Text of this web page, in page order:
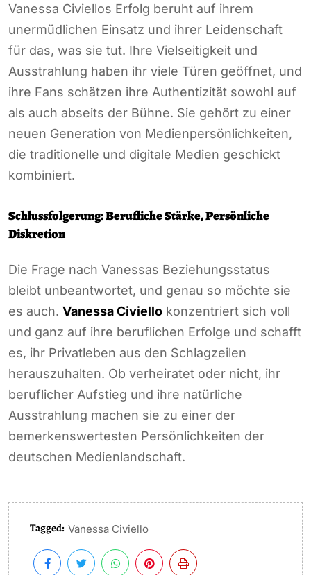
Vanessa Civiellos Erfolg beruht auf ihrem
unermüdlichen Einsatz und ihrer Leidenschaft
für das, was sie tut. Ihre Vielseitigkeit und
Ausstrahlung haben ihr viele Türen geöffnet, und
ihre Fans schätzen ihre Authentizität sowohl auf
als auch abseits der Bühne. Sie gehört zu einer
neuen Generation von Medienpersönlichkeiten,
die traditionelle und digitale Medien geschickt
kombiniert.
Schlussfolgerung: Berufliche Stärke, Persönliche
Diskretion
Die Frage nach Vanessas Beziehungsstatus
bleibt unbeantwortet, und genau so möchte sie
es auch. Vanessa Civiello konzentriert sich voll
und ganz auf ihre beruflichen Erfolge und schafft
es, ihr Privatleben aus den Schlagzeilen
herauszuhalten. Ob verheiratet oder nicht, ihr
beruflicher Aufstieg und ihre natürliche
Ausstrahlung machen sie zu einer der
bemerkenswertesten Persönlichkeiten der
deutschen Medienlandschaft.
Tagged: Vanessa Civiello